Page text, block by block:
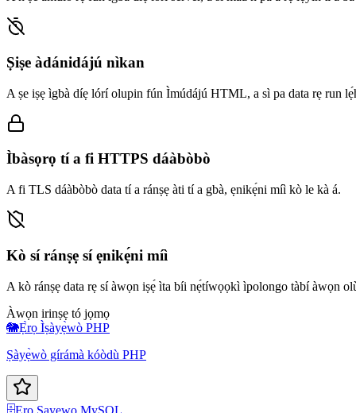
Ṣiṣe àdánidájú nìkan
A ṣe iṣẹ ìgbà díẹ lórí olupin fún Ìmúdájú HTML, a sì pa data rẹ run
Ìbàsọrọ tí a fi HTTPS dáàbòbò
A fi TLS dáàbòbò data tí a ránṣẹ àti tí a gbà, ẹnikẹ́ni míì kò le kà á.
Kò sí ránṣẹ sí ẹnikẹ́ni míì
A kò ránṣẹ data rẹ sí àwọn iṣẹ́ ìta bíi nẹ́tíwọọkì ìpolongo tàbí àwọn
Àwọn irinṣẹ tó jọmọ
🐘Ẹ̀rọ Ìṣàyẹ̀wò PHP
Ṣàyẹ̀wò gírámà kóòdù PHP
🗄️Ẹrọ Ṣayẹwo MySQL